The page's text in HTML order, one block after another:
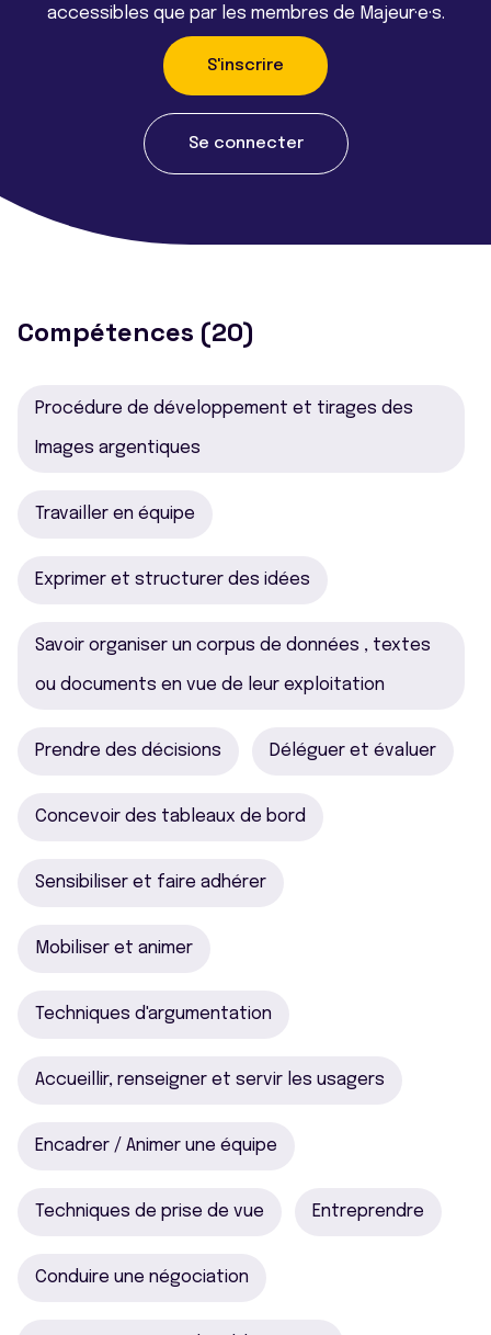
accessibles que par les membres de Majeur·e·s.
S'inscrire
Se connecter
Compétences (20)
Procédure de développement et tirages des
Images argentiques
Travailler en équipe
Exprimer et structurer des idées
Savoir organiser un corpus de données , textes
ou documents en vue de leur exploitation
Prendre des décisions Déléguer et évaluer
Concevoir des tableaux de bord
Sensibiliser et faire adhérer
Mobiliser et animer
Techniques d'argumentation
Accueillir, renseigner et servir les usagers
Encadrer / Animer une équipe
Techniques de prise de vue Entreprendre
Conduire une négociation